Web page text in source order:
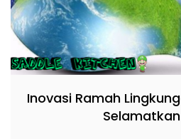
Inovasi Ramah